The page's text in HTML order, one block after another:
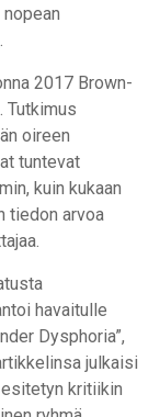
.
2017 Brown-
oireen
tuntevat
kuin kukaan
tiedon arvoa
havaitulle
Dysphoria”,
julkaisi
kritiikin